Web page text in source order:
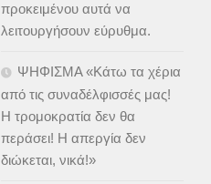
προκειμένου αυτά να
λειτουργήσουν εύρυθμα.
ΨΗΦΙΣΜΑ «Κάτω τα χέρια
από τις συναδέλφισσές μας!
Η τρομοκρατία δεν θα
περάσει! Η απεργία δεν
διώκεται, νικά!»